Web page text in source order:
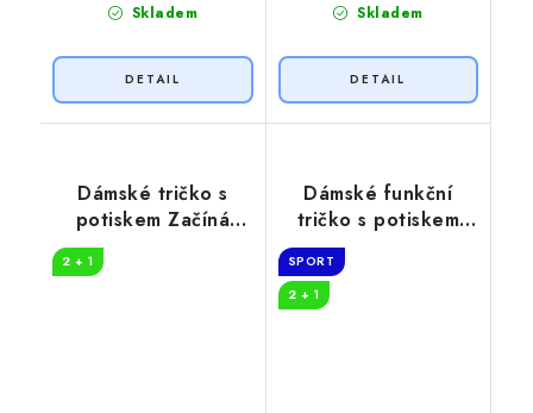
Skladem Skladem
Dámské tričko s
potiskem Začíná
dobrodružství
2 + 1
Dámské funkční
tričko s potiskem
Get lost
SPORT
2 + 1